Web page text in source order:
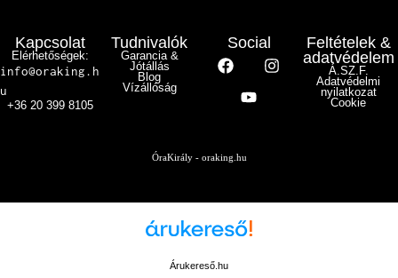
Kapcsolat
Elérhetőségek:
info@oraking.h
u
+36 20 399 8105
Tudnivalók
Garancia &
Jótállás
Blog
Vízállóság
Social
Feltételek &
adatvédelem
Á.SZ.F.
Adatvédelmi
nyilatkozat
Cookie
ÓraKirály - oraking.hu
Árukereső.hu